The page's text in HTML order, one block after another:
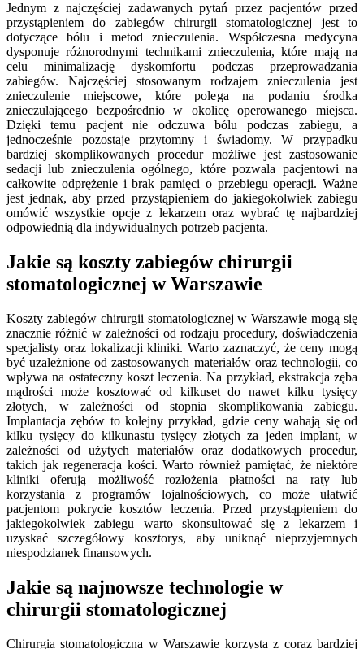
Jednym z najczęściej zadawanych pytań przez pacjentów przed
przystąpieniem do zabiegów chirurgii stomatologicznej jest to
dotyczące bólu i metod znieczulenia. Współczesna medycyna
dysponuje różnorodnymi technikami znieczulenia, które mają na
celu minimalizację dyskomfortu podczas przeprowadzania
zabiegów. Najczęściej stosowanym rodzajem znieczulenia jest
znieczulenie miejscowe, które polega na podaniu środka
znieczulającego bezpośrednio w okolicę operowanego miejsca.
Dzięki temu pacjent nie odczuwa bólu podczas zabiegu, a
jednocześnie pozostaje przytomny i świadomy. W przypadku
bardziej skomplikowanych procedur możliwe jest zastosowanie
sedacji lub znieczulenia ogólnego, które pozwala pacjentowi na
całkowite odprężenie i brak pamięci o przebiegu operacji. Ważne
jest jednak, aby przed przystąpieniem do jakiegokolwiek zabiegu
omówić wszystkie opcje z lekarzem oraz wybrać tę najbardziej
odpowiednią dla indywidualnych potrzeb pacjenta.
Jakie są koszty zabiegów chirurgii
stomatologicznej w Warszawie
Koszty zabiegów chirurgii stomatologicznej w Warszawie mogą się
znacznie różnić w zależności od rodzaju procedury, doświadczenia
specjalisty oraz lokalizacji kliniki. Warto zaznaczyć, że ceny mogą
być uzależnione od zastosowanych materiałów oraz technologii, co
wpływa na ostateczny koszt leczenia. Na przykład, ekstrakcja zęba
mądrości może kosztować od kilkuset do nawet kilku tysięcy
złotych, w zależności od stopnia skomplikowania zabiegu.
Implantacja zębów to kolejny przykład, gdzie ceny wahają się od
kilku tysięcy do kilkunastu tysięcy złotych za jeden implant, w
zależności od użytych materiałów oraz dodatkowych procedur,
takich jak regeneracja kości. Warto również pamiętać, że niektóre
kliniki oferują możliwość rozłożenia płatności na raty lub
korzystania z programów lojalnościowych, co może ułatwić
pacjentom pokrycie kosztów leczenia. Przed przystąpieniem do
jakiegokolwiek zabiegu warto skonsultować się z lekarzem i
uzyskać szczegółowy kosztorys, aby uniknąć nieprzyjemnych
niespodzianek finansowych.
Jakie są najnowsze technologie w
chirurgii stomatologicznej
Chirurgia stomatologiczna w Warszawie korzysta z coraz bardziej